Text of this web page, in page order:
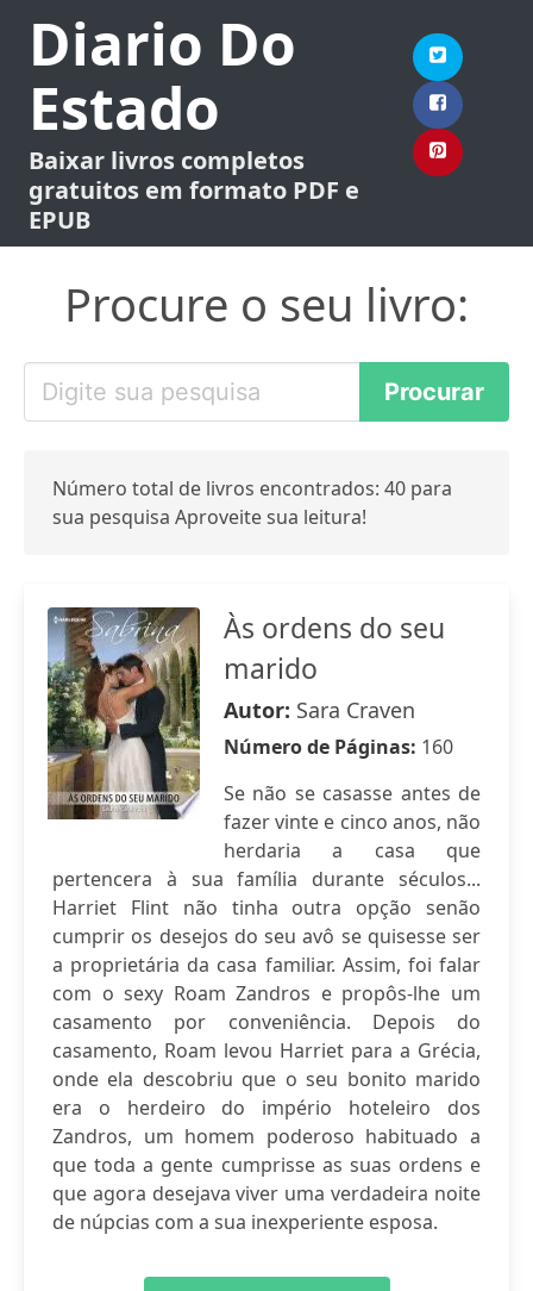
Diario Do
Estado
Baixar livros completos
gratuitos em formato PDF e
EPUB
Procure o seu livro:
Número total de livros encontrados: 40 para
sua pesquisa Aproveite sua leitura!
Às ordens do seu
marido
Autor: Sara Craven
Número de Páginas: 160
Se não se casasse antes de
fazer vinte e cinco anos, não
herdaria a casa que
pertencera à sua família durante séculos...
Harriet Flint não tinha outra opção senão
cumprir os desejos do seu avô se quisesse ser
a proprietária da casa familiar. Assim, foi falar
com o sexy Roam Zandros e propôs-lhe um
casamento por conveniência. Depois do
casamento, Roam levou Harriet para a Grécia,
onde ela descobriu que o seu bonito marido
era o herdeiro do império hoteleiro dos
Zandros, um homem poderoso habituado a
que toda a gente cumprisse as suas ordens e
que agora desejava viver uma verdadeira noite
de núpcias com a sua inexperiente esposa.